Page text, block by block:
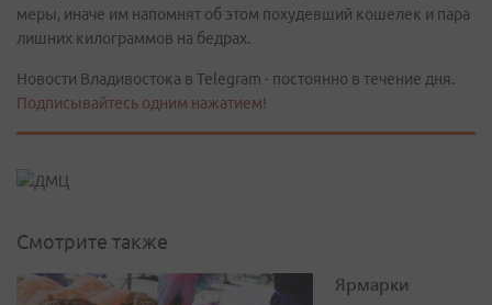
меры, иначе им напомнят об этом похудевший кошелек и пара
лишних килограммов на бедрах.
Новости Владивостока в Telegram - постоянно в течение дня.
Подписывайтесь одним нажатием!
Смотрите также
Ярмарки